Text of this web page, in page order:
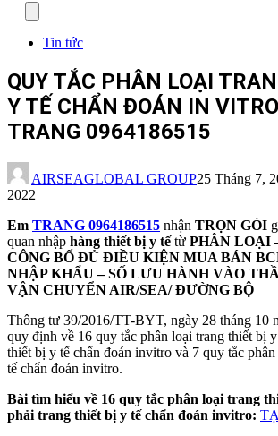
Tin tức
QUY TẮC PHÂN LOẠI
Y TẾ CHẨN ĐOÁN IN
TRANG 0964186515
AIRSEAGLOBAL GROUP25 Tháng 7,
2022
Em TRANG 0964186515 nhận TRỌN GÓI
quan nhập hàng thiết bị y tếtừ PHÂN LOẠI
CÔNG BỐ ĐỦ ĐIỀU KIỆN MUA BÁN
NHẬP KHẨU – SỐ LƯU HÀNH VÀO
VẬN CHUYỂN AIR/SEA/ ĐƯỜNG BỘ
Thông tư 39/2016/TT-BYT, ngày 28 tháng 10
quy định về 16 quy tắc phân loại trang thiết bị
thiết bị y tế chẩn đoán invitro và 7 quy tắc
tế chẩn đoán invitro.
Bài tìm hiểu về 16 quy tắc phân loại trang
phải trang thiết bị y tế chẩn đoán invitro: